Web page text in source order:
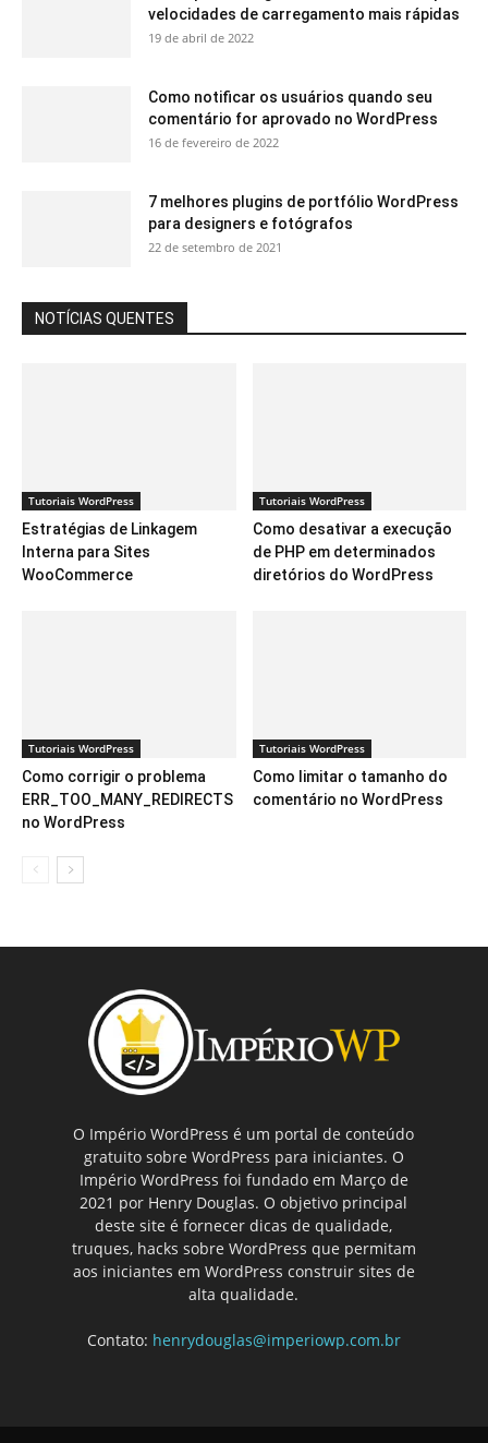
velocidades de carregamento mais rápidas
19 de abril de 2022
Como notificar os usuários quando seu
comentário for aprovado no WordPress
16 de fevereiro de 2022
7 melhores plugins de portfólio WordPress
para designers e fotógrafos
22 de setembro de 2021
NOTÍCIAS QUENTES
Tutoriais WordPress
Estratégias de Linkagem
Interna para Sites
WooCommerce
Tutoriais WordPress
Como desativar a execução
de PHP em determinados
diretórios do WordPress
Tutoriais WordPress
Como corrigir o problema
ERR_TOO_MANY_REDIRECTS
no WordPress
Tutoriais WordPress
Como limitar o tamanho do
comentário no WordPress
O Império WordPress é um portal de conteúdo
gratuito sobre WordPress para iniciantes. O
Império WordPress foi fundado em Março de
2021 por Henry Douglas. O objetivo principal
deste site é fornecer dicas de qualidade,
truques, hacks sobre WordPress que permitam
aos iniciantes em WordPress construir sites de
alta qualidade.
Contato: henrydouglas@imperiowp.com.br